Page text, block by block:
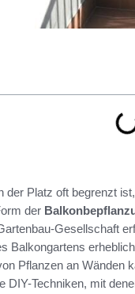
der Platz oft begrenzt
der
Gesellschaft
Balkongartens
Pflanzen an Wänden
DIY-Techniken, mit